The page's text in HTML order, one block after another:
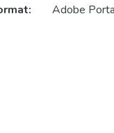
Adobe